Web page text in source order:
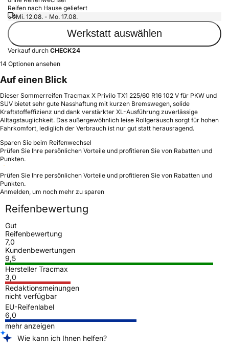
Reifen nach Hause geliefert
Mi. 12.08. - Mo. 17.08.
Werkstatt auswählen
Verkauf durch CHECK24
14 Optionen ansehen
Auf einen Blick
Dieser Sommerreifen Tracmax X Privilo TX1 225/60 R16 102 V für PKW und
SUV bietet sehr gute Nasshaftung mit kurzen Bremswegen, solide
Kraftstoffeffizienz und dank verstärkter XL-Ausführung zuverlässige
Alltagstauglichkeit. Das außergewöhnlich leise Rollgeräusch sorgt für hohen
Fahrkomfort, lediglich der Verbrauch ist nur gut statt herausragend.
Sparen Sie beim Reifenwechsel
Prüfen Sie Ihre persönlichen Vorteile und profitieren Sie von Rabatten und
Punkten.
Prüfen Sie Ihre persönlichen Vorteile und profitieren Sie von Rabatten und
Punkten.
Anmelden, um noch mehr zu sparen
Reifenbewertung
Gut
Reifenbewertung
7,0
Kundenbewertungen
9,5
Hersteller Tracmax
3,0
Redaktionsmeinungen
nicht verfügbar
EU-Reifenlabel
6,0
mehr anzeigen
Wie kann ich Ihnen helfen?